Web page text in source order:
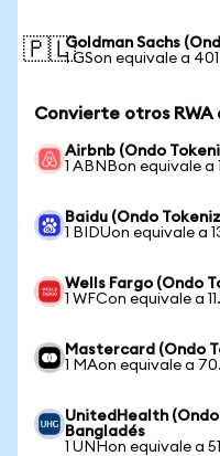
🇵🇱Goldman Sachs
1 GSon equivale a
Convierte otros RWA
Airbnb (Ondo
1 ABNBon equivale a
Baidu (Ondo
1 BIDUon equivale a
Wells Fargo (Ondo
1 WFCon equivale a
Mastercard (Ondo
1 MAon equivale a
UnitedHealth
Bangladés
1 UNHon equivale a